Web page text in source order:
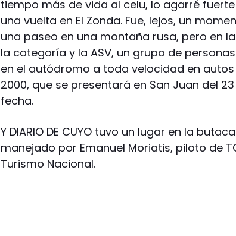
tiempo más de vida al celu, lo agarré
una vuelta en El Zonda. Fue, lejos, un
una paseo en una montaña rusa, pero en
la categoría y la ASV, un grupo de
en el autódromo a toda velocidad en
2000, que se presentará en San Juan del
fecha.
Y DIARIO DE CUYO tuvo un lugar en la
manejado por Emanuel Moriatis, piloto de
Turismo Nacional.